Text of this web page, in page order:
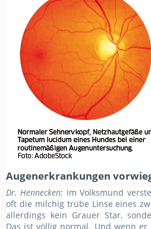
Augenerkrankungen
Dr. Hennecken: Im Volksmund
oft die milchig trübe Linse eines
allerdings kein Grauer Star,
Das ist völlig normal. Und wenn